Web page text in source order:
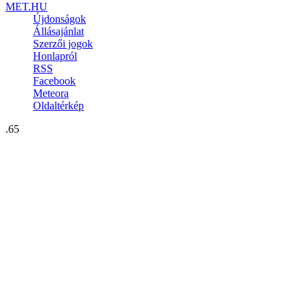
MET.HU
Újdonságok
Állásajánlat
Szerzői jogok
Honlapról
RSS
Facebook
Meteora
Oldaltérkép
.65